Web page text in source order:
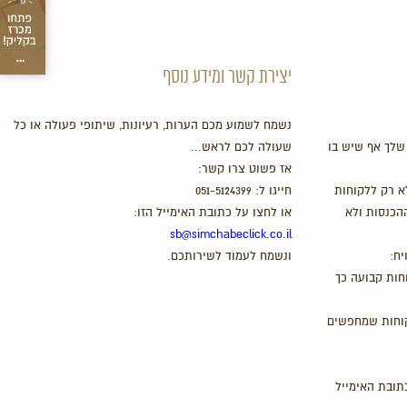
אף שיש בו
רק ללקוחות
ולא
קבועה כך
שמחפשים
האימייל
יצירת קשר ומידע נוסף
נשמח לשמוע מכם הערות, רעיונות, שיתופי פעולה או כל
שעולה לכם לראש…
אז פשוט צרו קשר:
חייגו ל: 051-5124399
או לחצו על כתובת האימייל הזו:
sb@simchabeclick.co.il
ונשמח לעמוד לשירותכם.